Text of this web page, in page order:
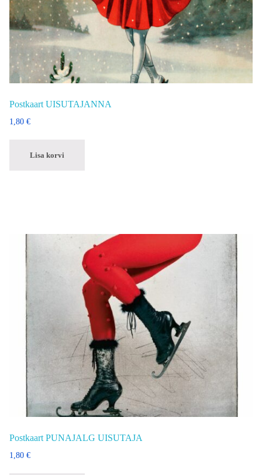
Postkaart UISUTAJANNA
1,80 €
Lisa korvi
Postkaart PUNAJALG UISUTAJA
1,80 €